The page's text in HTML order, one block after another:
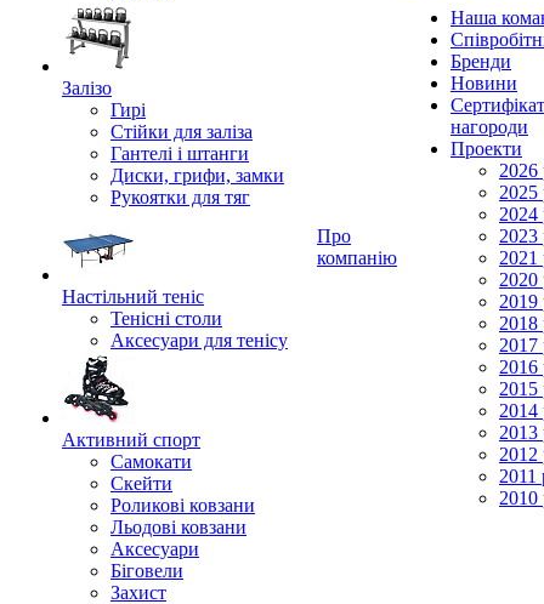
Залізо
Гирі
Стійки для заліза
Гантелі і штанги
Диски, грифи, замки
Рукоятки для тяг
Настільний теніс
Тенісні столи
Аксесуари для тенісу
Активний спорт
Самокати
Скейти
Роликові ковзани
Льодові ковзани
Аксесуари
Біговели
Захист
Про
компанію
Наша
Бренди
Новини
нагороди
Проекти
2026
2025
2024
2023
2021
2020
2019
2018
2017
2016
2015
2014
2013
2012
2011
2010